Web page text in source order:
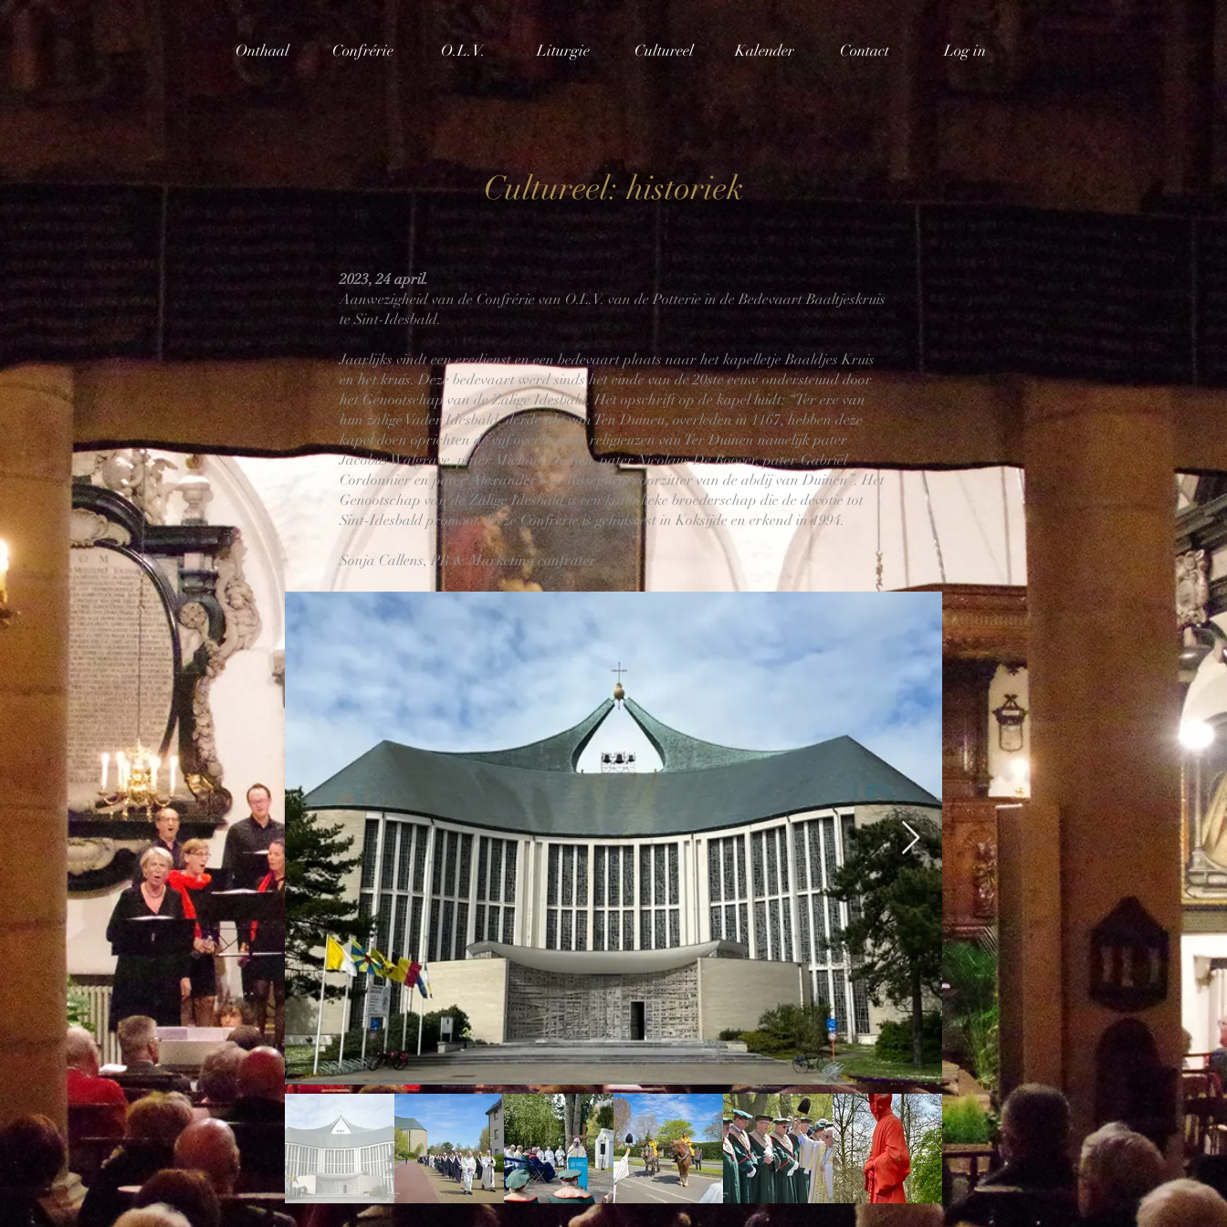
Onthaal Confrérie O.L.V. Liturgie Cultureel Kalender Contact Log in
Cultureel: historiek
2023, 24 april.
Aanwezigheid van de Confrérie van O.L.V. van de Potterie in de Bedevaart Baaltjeskruis
te Sint-Idesbald.
Jaarlijks vindt een eredienst en een bedevaart plaats naar het kapelletjeBaaldjes Kruis
en het kruis. Deze bedevaart werd sinds het einde van de 20ste eeuw ondersteund door
hetGenootschap van de Zalige Idesbald. Het opschrift op de kapel luidt: “Ter ere van
hun zalige Vader Idesbald, derde abt van Ten Duinen, overleden in 1167, hebben deze
kapel doen oprichten de vijf overlevende religieuzen van Ter Duinen namelijk pater
Jacobus Walgrave, pater Michael De Reu, pater Nicolaus De Roover, pater Gabriël
Cordonnier en pater Alexander Van Risseghem voorzitter van de abdij van Duinen”. Het
Genootschap van de Zalige Idesbald is een katholieke broederschap die de devotie tot
Sint-Idesbald promoot. Deze Confrerie is gehuisvest in Koksijde en erkend in 1994.
Sonja Callens, PR & Marketing confrater